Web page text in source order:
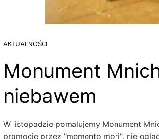
AKTUALNOŚCI
Monument
niebawem
W listopadzie pomalujemy Monument
promocję przez "memento mori", nie